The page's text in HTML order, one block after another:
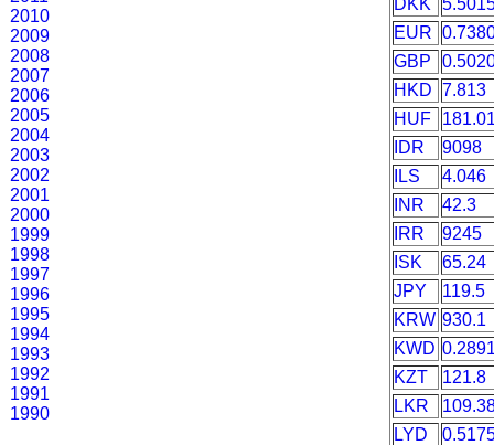
2010
2009
2008
2007
2006
2005
2004
2003
2002
2001
2000
1999
1998
1997
1996
1995
1994
1993
1992
1991
1990
EUR
GBP
HKD
7.813
HUF
IDR
9098
ILS
4.046
INR
42.3
IRR
9245
ISK
65.24
JPY
119.5
KRW 930.1
KWD
KZT
121.8
LKR
LYD